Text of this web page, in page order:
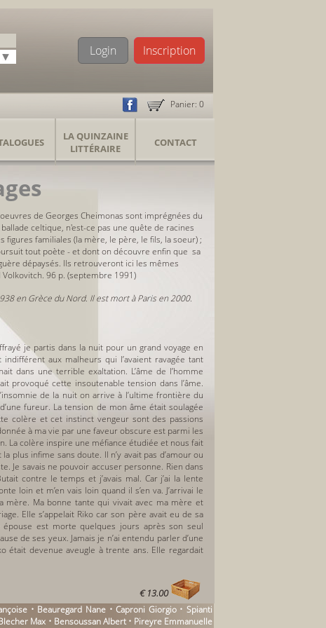
Login Inscription
Panier: 0
LA QUINZAINE
LITTÉRAIRE
CONTACT
de Georges Cheimonas sont imprégnées du
celtique, n'est-ce pas une quête de racines
familiales (la mère, le père, le fils, la soeur) ;
tout poète - et dont on découvre enfin que sa
dépaysés. Ils retrouveront ici les mêmes
96 p. (septembre 1991)
en Grèce du Nord. Il est mort à Paris en 2000.
je partis dans la nuit pour un grand voyage en
aux malheurs qui l’avaient ravagée tant
dans une terrible exaltation. L’âme de l’homme
provoqué cette insoutenable tension dans l’âme.
de la nuit on arrive à l’ultime frontière du
fureur. La tension de mon âme était soulagée
colère et cet instinct vengeur sont des passions
à ma vie par une faveur obscure est parmi les
La colère inspire une méfiance étudiée et nous fait
infime sans doute. Il n’y avait pas d’amour ou
Je savais ne pouvoir accuser personne. Rien dans
contre le temps et j’avais mal. Car j’ai la lente
loin et m’en vais loin quand il s’en va. J’arrivai le
Ma bonne tante qui vivait avec ma mère et
Elle s’appelait Riko car son père avait eu de sa
est morte quelques jours après son seul
de ses yeux. Jamais je n’ai entendu parler d’une
était devenue aveugle à trente ans. Elle regardait
€ 13.00
• Beauregard Nane • Caproni Giorgio • Spianti
Max • Bensoussan Albert • Pireyre Emmanuelle